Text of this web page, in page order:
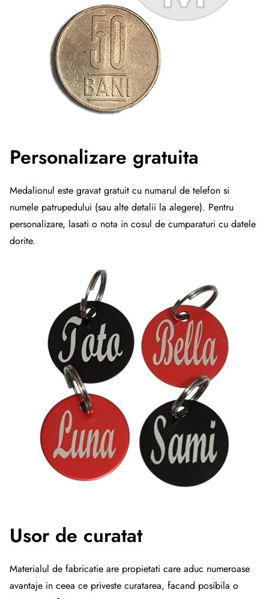
Personalizare gratuita
Medalionul este gravat gratuit cu numarul de telefon si
numele patrupedului (sau alte detalii la alegere). Pentru
personalizare, lasati o nota in cosul de cumparaturi cu datele
dorite.
Usor de curatat
Materialul de fabricatie are propietati care aduc numeroase
avantaje in ceea ce priveste curatarea, facand posibila o